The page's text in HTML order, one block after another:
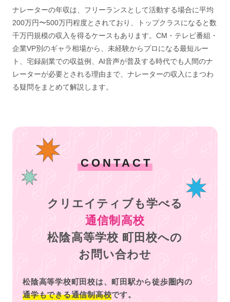
ナレーターの年収は、フリーランスとして活動する場合に平均
200万円〜500万円程度とされており、トップクラスになると数
千万円規模の収入を得るケースもあります。CM・テレビ番組・
企業VP別のギャラ相場から、未経験からプロになる最短ルー
ト、宅録副業での収益例、AI音声が普及する時代でも人間のナ
レーターが必要とされる理由まで、ナレーターの収入にまつわ
る疑問をまとめて解説します。
CONTACT
クリエイティブも学べる
通信制高校
松陰高等学校 町田校への
お問い合わせ
松陰高等学校町田校は、町田駅から徒歩圏内の
通学もできる通信制高校です。